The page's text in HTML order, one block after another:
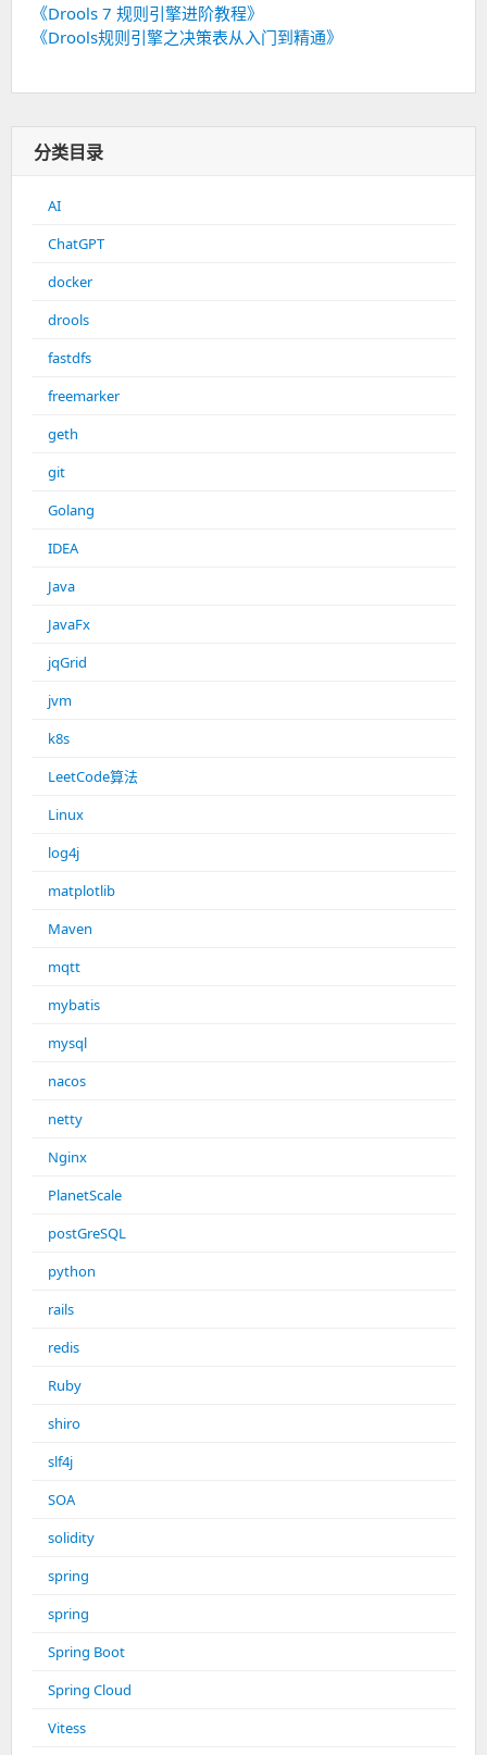
《Drools 7 规则引擎进阶教程》
《Drools规则引擎之决策表从入门到精通》
分类目录
AI
ChatGPT
docker
drools
fastdfs
freemarker
geth
git
Golang
IDEA
Java
JavaFx
jqGrid
jvm
k8s
LeetCode算法
Linux
log4j
matplotlib
Maven
mqtt
mybatis
mysql
nacos
netty
Nginx
PlanetScale
postGreSQL
python
rails
redis
Ruby
shiro
slf4j
SOA
solidity
spring
spring
Spring Boot
Spring Cloud
Vitess